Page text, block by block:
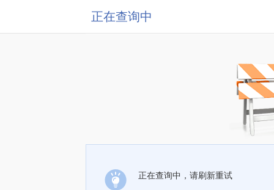
正在查询中
正在查询中，请刷新重试